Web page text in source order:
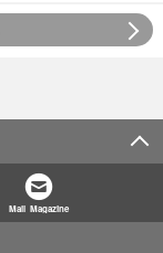
Mail Magazine